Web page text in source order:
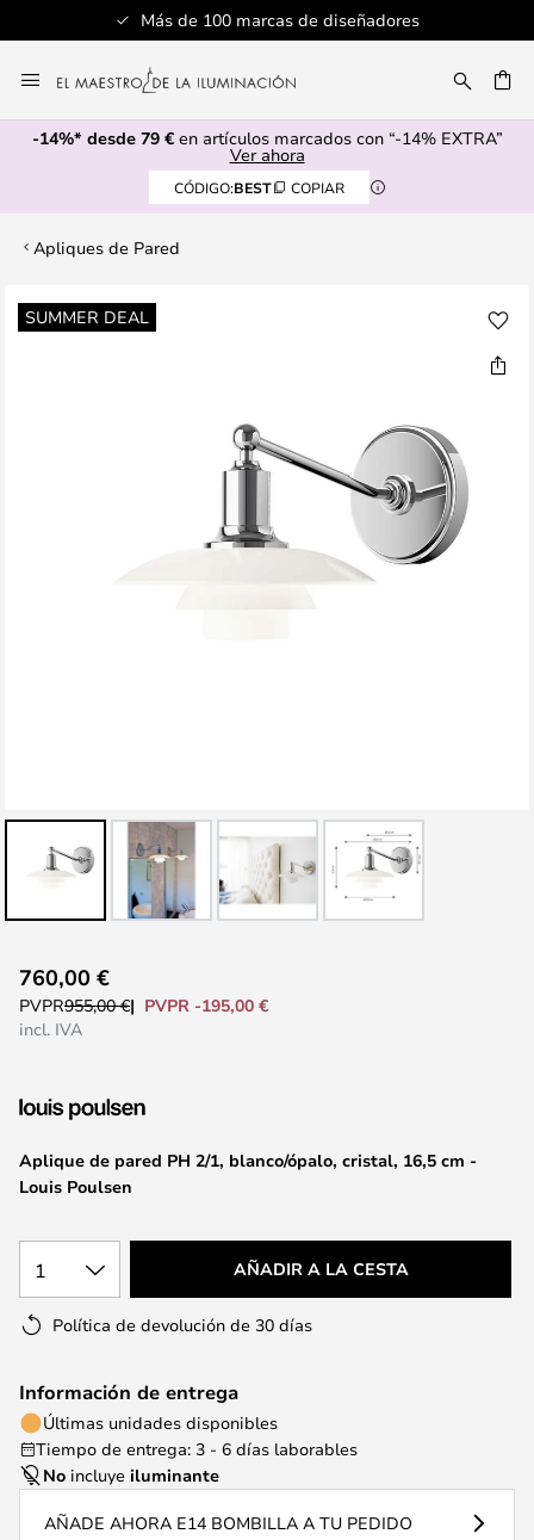
Más de 100 marcas de diseñadores
al
contenido
-14%* desde 79 €en artículos marcados con “-14% EXTRA”
Ver ahora
CÓDIGO:BEST COPIAR
Apliques de Pared
SUMMER DEAL
Saltar
al
comienzo
galería
imágenes
Aplique de pared PH 2/1, blanco/ópalo, cristal, 16,5 cm -
Louis Poulsen
760,00 €
PVPR955,00 €
PVPR -195,00 €
incl. IVA
1 AÑADIR A LA CESTA
Política de devolución de 30 días
Información de entrega
Últimas unidades disponibles
Tiempo de entrega: 3 - 6 días laborables
No incluye iluminante
AÑADE AHORA E14 BOMBILLA A TU PEDIDO